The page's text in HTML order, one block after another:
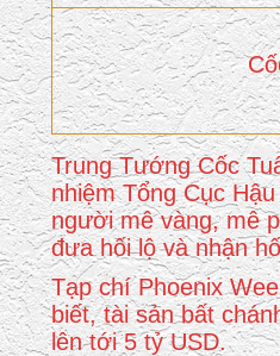
Trung Tướng Cốc
nhiệm Tổng Cục
người mê vàng, mê
đưa hối lộ và nhận
Tạp chí Phoenix
biết, tài sản bất
lên tới 5 tỷ USD.